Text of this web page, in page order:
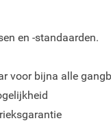
een goede
en -standaarden.
voor bijna alle